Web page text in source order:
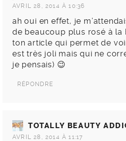
AVRIL 28, 2014 À 10:36
ah oui en effet, je
de beaucoup plus rosé à la
ton article qui permet de
est très joli mais qui ne
je pensais) 😉
RÉPONDRE
TOTALLY BEAUTY
AVRIL 28, 2014 À 11:17